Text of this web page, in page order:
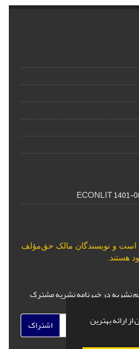
ارائه بهترین
1401-
است و نویسندگان مالک حق‌مؤلف
هستند.
نشریه در خبرنامه نشریه مشترک
اشتراک